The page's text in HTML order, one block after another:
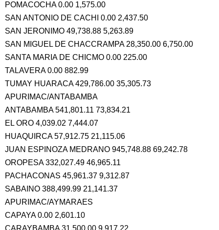
POMACOCHA 0.00 1,575.00
SAN ANTONIO DE CACHI 0.00 2,437.50
SAN JERONIMO 49,738.88 5,263.89
SAN MIGUEL DE CHACCRAMPA 28,350.00 6,750.00
SANTA MARIA DE CHICMO 0.00 225.00
TALAVERA 0.00 882.99
TUMAY HUARACA 429,786.00 35,305.73
APURIMAC/ANTABAMBA
ANTABAMBA 541,801.11 73,834.21
EL ORO 4,039.02 7,444.07
HUAQUIRCA 57,912.75 21,115.06
JUAN ESPINOZA MEDRANO 945,748.88 69,242.78
OROPESA 332,027.49 46,965.11
PACHACONAS 45,961.37 9,312.87
SABAINO 388,499.99 21,141.37
APURIMAC/AYMARAES
CAPAYA 0.00 2,601.10
CARAYBAMBA 31,500.00 9,917.22